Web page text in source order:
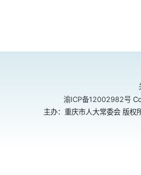
渝ICP备12002982号
主办：重庆市人大常委会 版